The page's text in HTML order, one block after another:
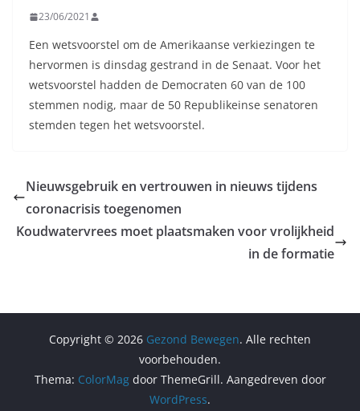
23/06/2021
Een wetsvoorstel om de Amerikaanse verkiezingen te
hervormen is dinsdag gestrand in de Senaat. Voor het
wetsvoorstel hadden de Democraten 60 van de 100
stemmen nodig, maar de 50 Republikeinse senatoren
stemden tegen het wetsvoorstel.
Nieuwsgebruik en vertrouwen in nieuws tijdens
coronacrisis toegenomen
Koudwatervrees moet plaatsmaken voor vrolijkheid
in de formatie
Copyright © 2026 Gezond Bewegen. Alle rechten
voorbehouden.
Thema: ColorMagdoor ThemeGrill. Aangedreven door
WordPress.